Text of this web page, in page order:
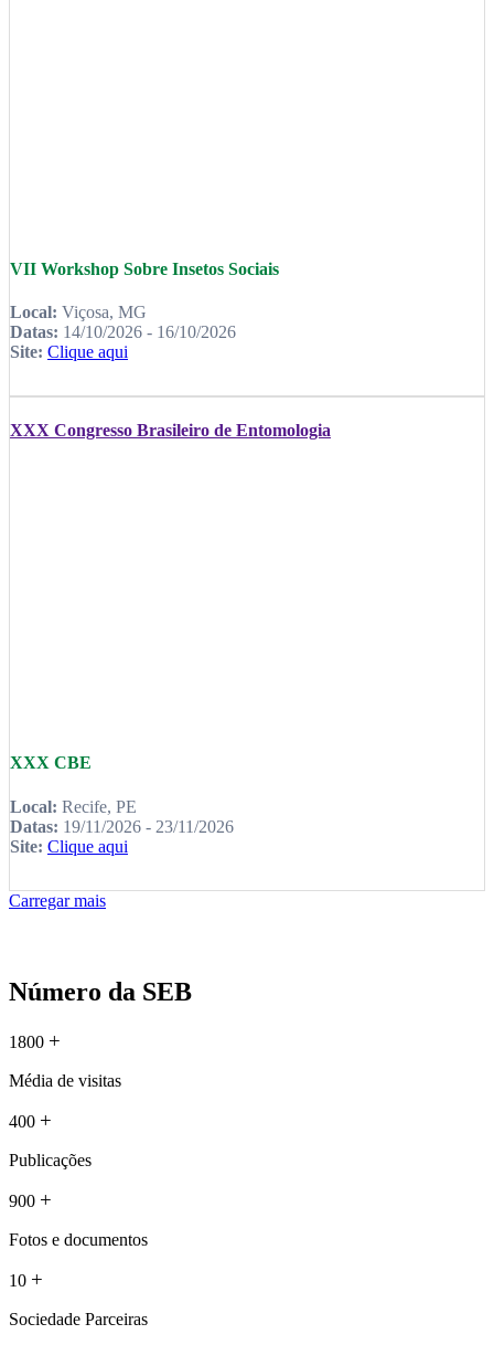
VII Workshop Sobre Insetos Sociais
Local: Viçosa, MG
Datas: 14/10/2026 - 16/10/2026
Site: Clique aqui
XXX Congresso Brasileiro de Entomologia
XXX CBE
Local: Recife, PE
Datas: 19/11/2026 - 23/11/2026
Site: Clique aqui
Carregar mais
Número da SEB
1800 +
Média de visitas
400 +
Publicações
900 +
Fotos e documentos
10 +
Sociedade Parceiras